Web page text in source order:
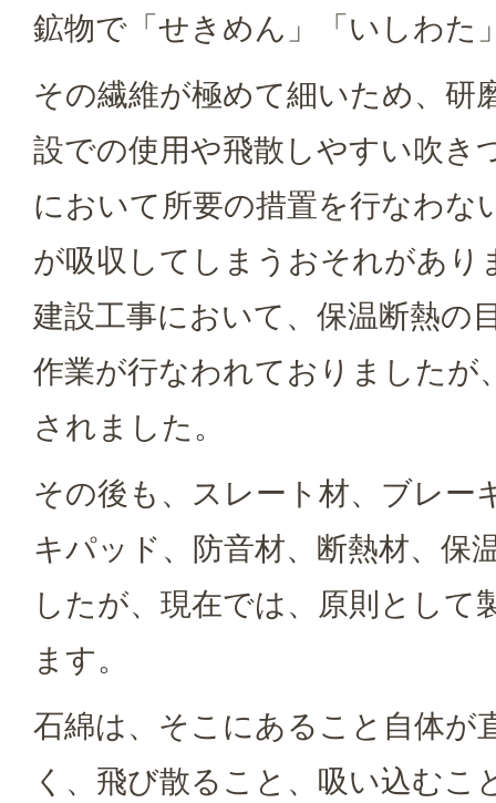
鉱物で「せきめん」「いしわた
その繊維が極めて細いため、研
設での使用や飛散しやすい吹き
において所要の措置を行なわな
が吸収してしまうおそれがあり
建設工事において、保温断熱の
作業が行なわれておりましたが
されました。
その後も、スレート材、ブレー
キパッド、防音材、断熱材、保
したが、現在では、原則として
ます。
石綿は、そこにあること自体が
く、飛び散ること、吸い込むこ